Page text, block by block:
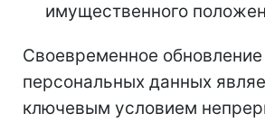
имущественного
Своевременное обновление
персональных данных
ключевым условием